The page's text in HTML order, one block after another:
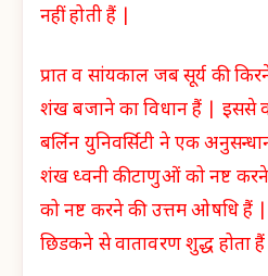
नहीं होती हैं |
प्रात व सांयकाल जब सूर्य की
शंख बजाने का विधान हैं | इससे
बर्लिन युनिवर्सिटी ने एक
शंख ध्वनी कीटाणुओं को नष्ट
को नष्ट करने की उत्तम ओषधि
छिडकने से वातावरण शुद्ध होता हैं |